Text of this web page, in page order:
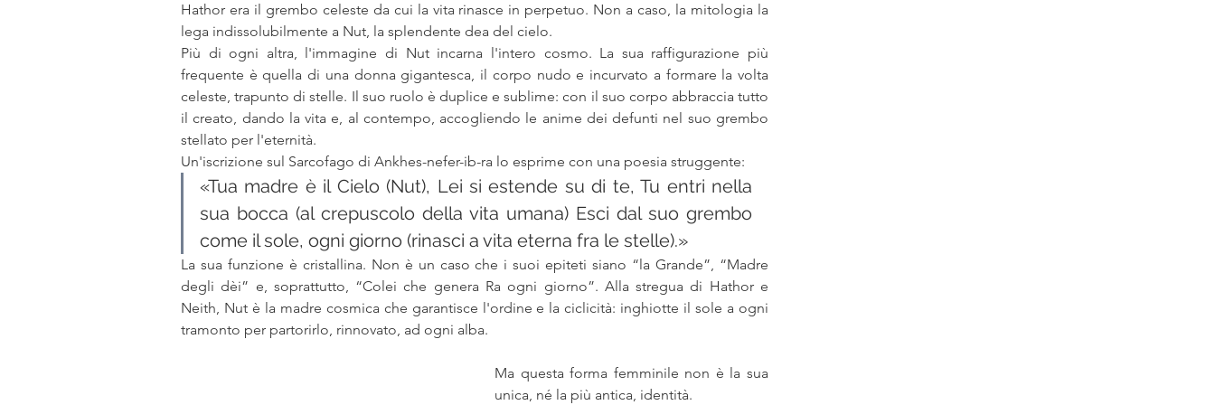
Hathor era il grembo celeste da cui la vita rinasce in perpetuo. Non a caso, la mitologia la
lega indissolubilmente a Nut, la splendente dea del cielo.
Più di ogni altra, l'immagine di Nut incarna l'intero cosmo. La sua raffigurazione più
frequente è quella di una donna gigantesca, il corpo nudo e incurvato a formare la volta
celeste, trapunto di stelle. Il suo ruolo è duplice e sublime: con il suo corpo abbraccia tutto
il creato, dando la vita e, al contempo, accogliendo le anime dei defunti nel suo grembo
stellato per l'eternità.
Un'iscrizione sul Sarcofago di Ankhes-nefer-ib-ra lo esprime con una poesia struggente:
«Tua madre è il Cielo (Nut), Lei si estende su di te, Tu entri nella
sua bocca (al crepuscolo della vita umana) Esci dal suo grembo
come il sole, ogni giorno (rinasci a vita eterna fra le stelle).»
La sua funzione è cristallina. Non è un caso che i suoi epiteti siano “la Grande”, “Madre
degli dèi” e, soprattutto, “Colei che genera Ra ogni giorno”. Alla stregua di Hathor e
Neith, Nut è la madre cosmica che garantisce l'ordine e la ciclicità: inghiotte il sole a ogni
tramonto per partorirlo, rinnovato, ad ogni alba.
Ma questa forma femminile non è la sua
unica, né la più antica, identità.